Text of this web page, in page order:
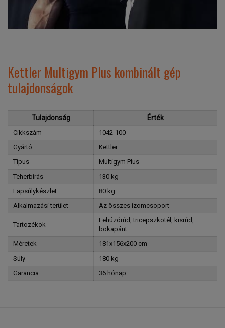
Kettler Multigym Plus kombinált gép
tulajdonságok
Tulajdonság Érték
Cikkszám
1042-100
Gyártó
Kettler
Típus
Multigym Plus
Teherbírás
130 kg
Lapsúlykészlet
80 kg
Alkalmazási terület
Az összes izomcsoport
Tartozékok
Lehúzórúd, tricepszkötél, kisrúd,
bokapánt.
Méretek
181x156x200 cm
Súly
180 kg
Garancia
36 hónap